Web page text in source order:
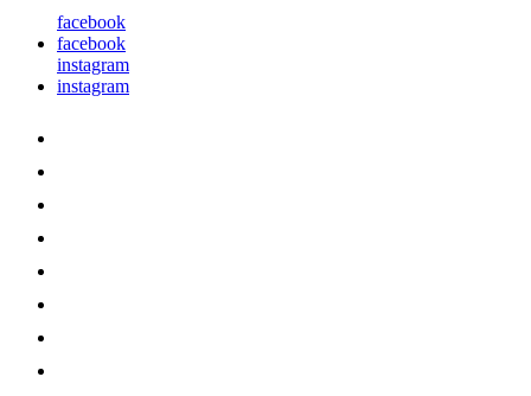
facebook
facebook
instagram
instagram